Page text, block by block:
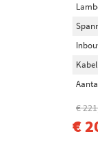
€
€